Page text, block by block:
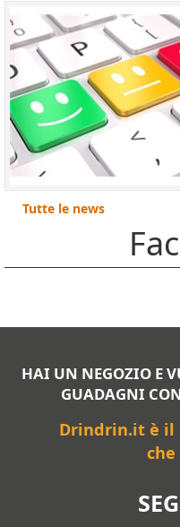
Tutte le news
HAI UN NEGOZIO E
GUADAGNI
Drindrin.it è il